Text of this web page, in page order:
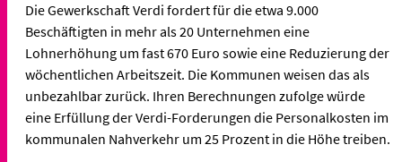
Die Gewerkschaft Verdi fordert für die etwa 9.000
Beschäftigten in mehr als 20 Unternehmen eine
Lohnerhöhung um fast 670 Euro sowie eine Reduzierung der
wöchentlichen Arbeitszeit. Die Kommunen weisen das als
unbezahlbar zurück. Ihren Berechnungen zufolge würde
eine Erfüllung der Verdi-Forderungen die Personalkosten im
kommunalen Nahverkehr um 25 Prozent in die Höhe treiben.